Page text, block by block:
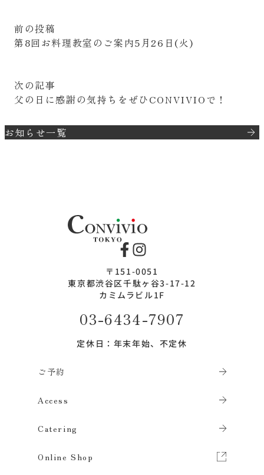
ナ
ン
前の投稿
第8回お料理教室のご案内5月26日(火)
次の記事
父の日に感謝の気持ちをぜひCONVIVIOで！
お知らせ一覧
Convivio（コンヴィヴィオ）
〒151-0051
東京都渋谷区千駄ヶ谷3-17-12
カミムラビル1F
03-6434-7907
定休日：年末年始、不定休
ご予約
Access
Catering
Online Shop